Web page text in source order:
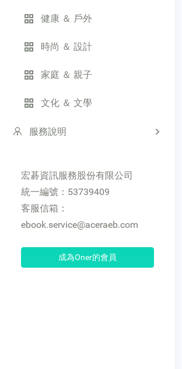
健康 ＆ 戶外
時尚 ＆ 設計
家庭 ＆ 親子
文化 ＆ 文學
服務說明
宏碁資訊服務股份有限公司
統一編號：53739409
客服信箱：
ebook.service@aceraeb.com
成為Oner的會員